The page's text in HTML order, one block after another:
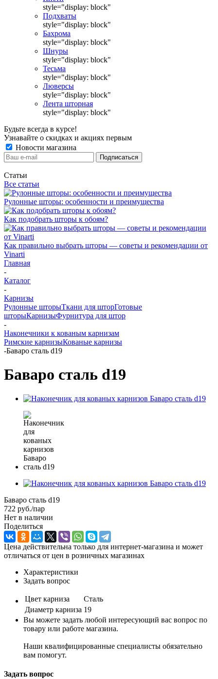
style="display: block"
Подхваты
style="display: block"
Бахрома
style="display: block"
Шнуры
style="display: block"
Тесьма
style="display: block"
Люверсы
style="display: block"
Лента шторная
style="display: block"
Будьте всегда в курсе!
Узнавайте о скидках и акциях первым
Новости магазина
Статьи
Все статьи
Рулонные шторы: особенности и преимущества
Как подобрать шторы к обоям?
Как правильно выбрать шторы — советы и рекомендации от
Vinarti
Главная
-
Каталог
-
Карнизы
Рулонные шторыТкани для шторГотовые
шторыКарнизыФурнитура для штор
-
Наконечники к кованым карнизам
Римские карнизыКованые карнизы
-Баваро сталь d19
Баваро сталь d19
Баваро сталь d19
722 руб./пар
Нет в наличии
Поделиться
Цена действительна только для интернет-магазина и может
отличаться от цен в розничных магазинах
Характеристики
Задать вопрос
Цвет карниза
Сталь
Диаметр карниза 19
Вы можете задать любой интересующий вас вопрос по
товару или работе магазина.
Наши квалифицированные специалисты обязательно
вам помогут.
Задать вопрос